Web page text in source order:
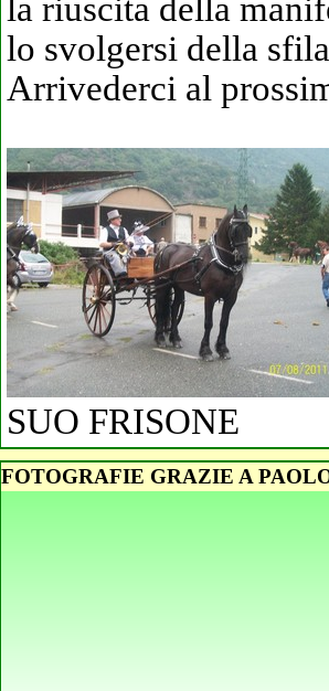
la riuscita della
lo svolgersi della
Arrivederci al
SUO FRISONE
FOTOGRAFIE GRAZIE A